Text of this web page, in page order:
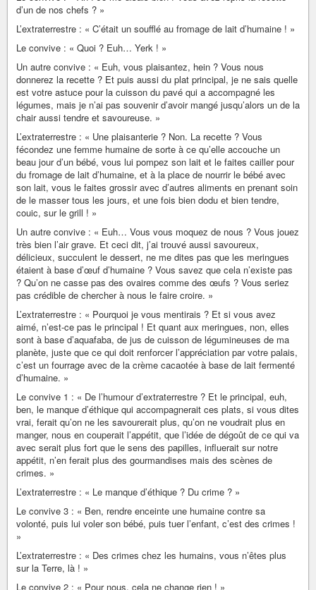
d’un de nos chefs ? »
L’extraterrestre : « C’était un soufflé au fromage de lait d’humaine ! »
Le convive : « Quoi ? Euh… Yerk ! »
Un autre convive : « Euh, vous plaisantez, hein ? Vous nous
donnerez la recette ? Et puis aussi du plat principal, je ne sais quelle
est votre astuce pour la cuisson du pavé qui a accompagné les
légumes, mais je n’ai pas souvenir d’avoir mangé jusqu’alors un de la
chair aussi tendre et savoureuse. »
L’extraterrestre : « Une plaisanterie ? Non. La recette ? Vous
fécondez une femme humaine de sorte à ce qu’elle accouche un
beau jour d’un bébé, vous lui pompez son lait et le faites cailler pour
du fromage de lait d’humaine, et à la place de nourrir le bébé avec
son lait, vous le faites grossir avec d’autres aliments en prenant soin
de le masser tous les jours, et une fois bien dodu et bien tendre,
couic, sur le grill ! »
Un autre convive : « Euh… Vous vous moquez de nous ? Vous jouez
très bien l’air grave. Et ceci dit, j’ai trouvé aussi savoureux,
délicieux, succulent le dessert, ne me dites pas que les meringues
étaient à base d’œuf d’humaine ? Vous savez que cela n’existe pas
? Qu’on ne casse pas des ovaires comme des œufs ? Vous seriez
pas crédible de chercher à nous le faire croire. »
L’extraterrestre : « Pourquoi je vous mentirais ? Et si vous avez
aimé, n’est-ce pas le principal ! Et quant aux meringues, non, elles
sont à base d’aquafaba, de jus de cuisson de légumineuses de ma
planète, juste que ce qui doit renforcer l’appréciation par votre palais,
c’est un fourrage avec de la crème cacaotée à base de lait fermenté
d’humaine. »
Le convive 1 : « De l’humour d’extraterrestre ? Et le principal, euh,
ben, le manque d’éthique qui accompagnerait ces plats, si vous dites
vrai, ferait qu’on ne les savourerait plus, qu’on ne voudrait plus en
manger, nous en couperait l’appétit, que l’idée de dégoût de ce qui va
avec serait plus fort que le sens des papilles, influerait sur notre
appétit, n’en ferait plus des gourmandises mais des scènes de
crimes. »
L’extraterrestre : « Le manque d’éthique ? Du crime ? »
Le convive 3 : « Ben, rendre enceinte une humaine contre sa
volonté, puis lui voler son bébé, puis tuer l’enfant, c’est des crimes !
»
L’extraterrestre : « Des crimes chez les humains, vous n’êtes plus
sur la Terre, là ! »
Le convive 2 : « Pour nous, cela ne change rien ! »